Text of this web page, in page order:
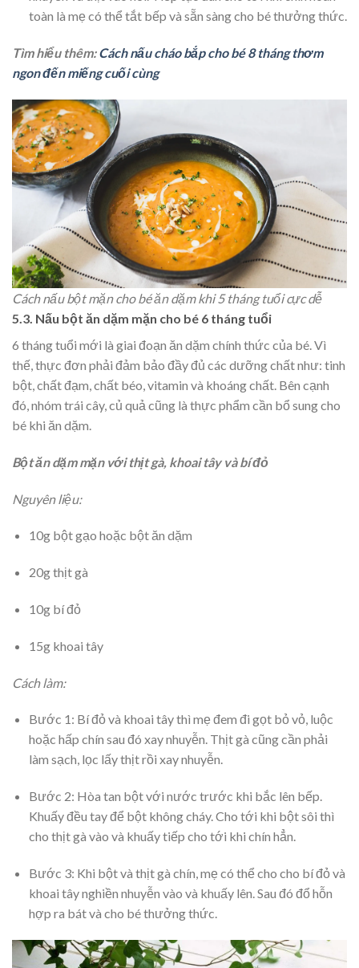
toàn là mẹ có thể tắt bếp và sẵn sàng cho bé thưởng thức.
Tìm hiểu thêm:Cách nấu cháo bắp cho bé 8 tháng thơm
ngon đến miếng cuối cùng
Cách nấu bột mặn cho bé ăn dặm khi 5 tháng tuổi cực dễ
5.3. Nấu bột ăn dặm mặn cho bé 6 tháng tuổi
6 tháng tuổi mới là giai đoạn ăn dặm chính thức của bé. Vì
thế, thực đơn phải đảm bảo đầy đủ các dưỡng chất như: tinh
bột, chất đạm, chất béo, vitamin và khoáng chất. Bên cạnh
đó, nhóm trái cây, củ quả cũng là thực phẩm cần bổ sung cho
bé khi ăn dặm.
Bột ăn dặm mặn với thịt gà, khoai tây và bí đỏ
Nguyên liệu:
10g bột gạo hoặc bột ăn dặm
20g thịt gà
10g bí đỏ
15g khoai tây
Cách làm:
Bước 1: Bí đỏ và khoai tây thì mẹ đem đi gọt bỏ vỏ, luộc
hoặc hấp chín sau đó xay nhuyễn. Thịt gà cũng cần phải
làm sạch, lọc lấy thịt rồi xay nhuyễn.
Bước 2: Hòa tan bột với nước trước khi bắc lên bếp.
Khuấy đều tay để bột không cháy. Cho tới khi bột sôi thì
cho thịt gà vào và khuấy tiếp cho tới khi chín hẳn.
Bước 3: Khi bột và thịt gà chín, mẹ có thể cho cho bí đỏ và
khoai tây nghiền nhuyễn vào và khuấy lên. Sau đó đổ hỗn
hợp ra bát và cho bé thưởng thức.